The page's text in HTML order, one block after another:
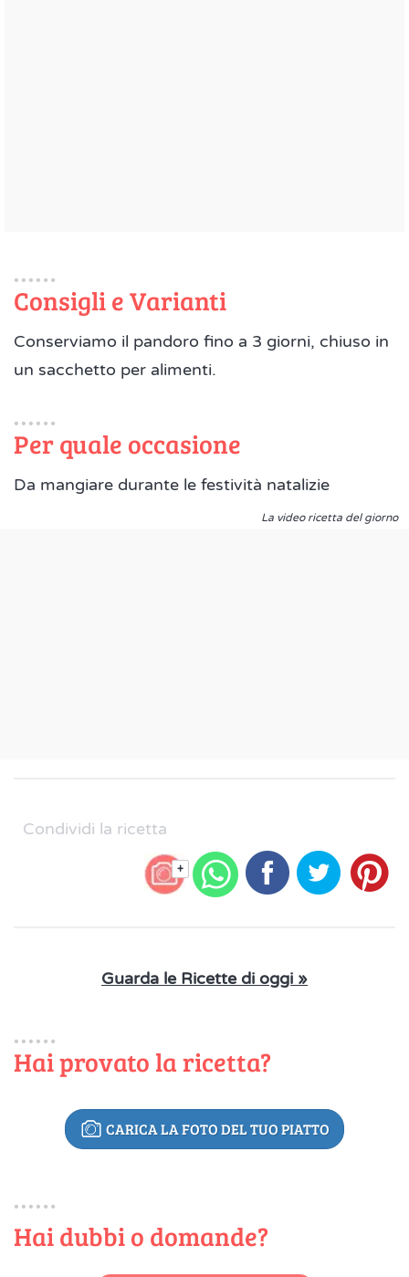
Consigli e Varianti
Conserviamo il pandoro fino a 3 giorni, chiuso in
un sacchetto per alimenti.
Per quale occasione
Da mangiare durante le festività natalizie
La video ricetta del giorno
Condividi la ricetta
+
Guarda le Ricette di oggi »
Hai provato la ricetta?
CARICA LA FOTO DEL TUO PIATTO
Hai dubbi o domande?